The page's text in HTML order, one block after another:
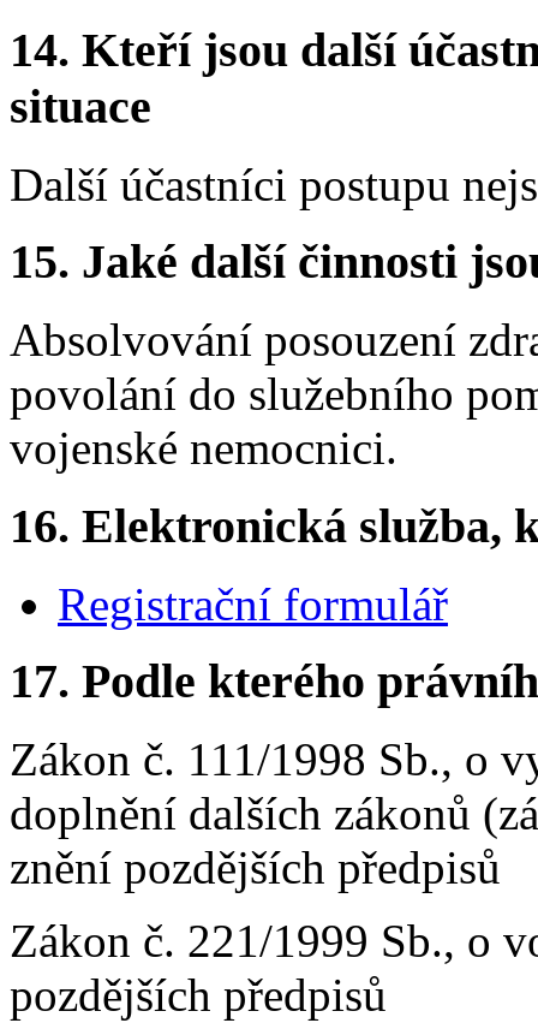
14. Kteří jsou další
situace
Další účastníci postupu
15. Jaké další činnosti
Absolvování posouzení
povolání do služebního
vojenské nemocnici.
16. Elektronická služba,
Registrační formulář
17. Podle kterého
Zákon č. 111/1998 Sb., o
doplnění dalších zákonů
znění pozdějších předpisů
Zákon č. 221/1999 Sb., o
pozdějších předpisů